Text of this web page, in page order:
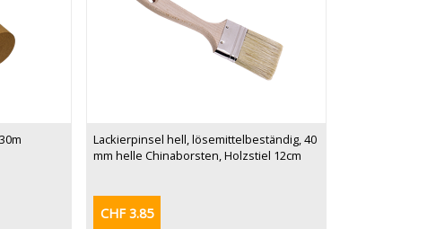
Lackierpinsel hell, lösemittelbeständig, 40
mm helle Chinaborsten, Holzstiel 12cm
CHF 3.85